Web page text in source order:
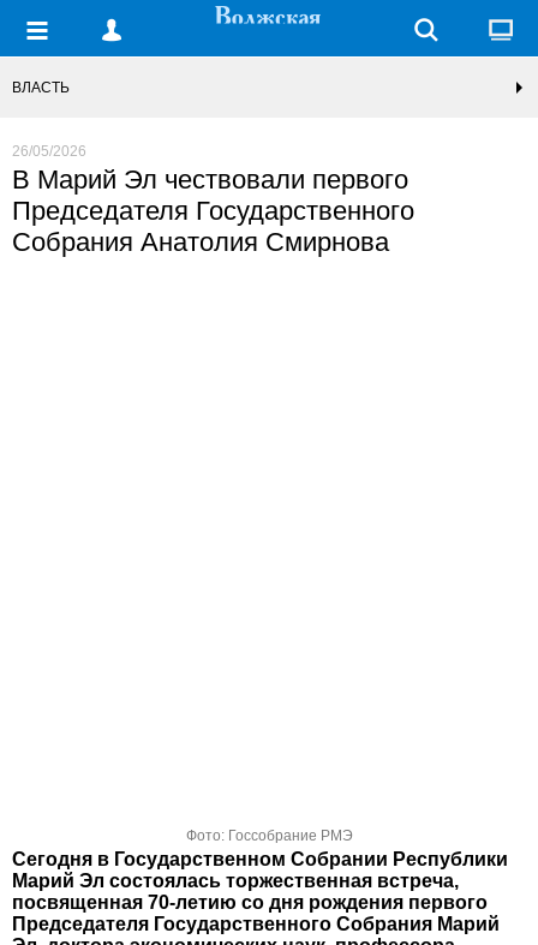
ВЛАСТЬ
26/05/2026
В Марий Эл чествовали первого
Председателя Государственного
Собрания Анатолия Смирнова
Фото: Госсобрание РМЭ
Сегодня в Государственном Собрании Республики
Марий Эл состоялась торжественная встреча,
посвященная 70-летию со дня рождения первого
Председателя Государственного Собрания Марий